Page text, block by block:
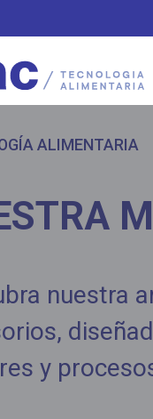
ALIMENTARIA
nuestra
y